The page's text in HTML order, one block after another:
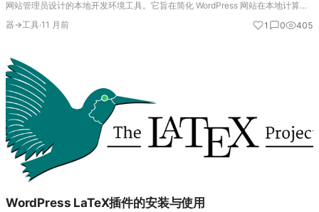
网站管理员设计的本地开发环境工具。它旨在简化 WordPress 网站在本地计算机
上的搭建、测试和管理过程，提供图形化界面，避免传统手动配…
器→工具·11 月前 1 0 405
WordPress LaTeX插件的安装与使用